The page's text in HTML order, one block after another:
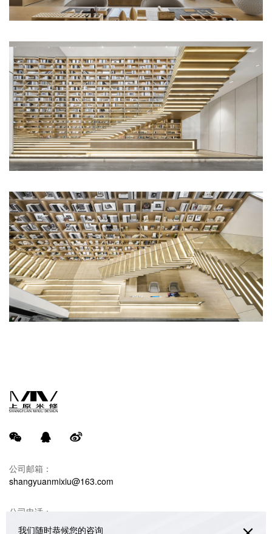
公司邮箱：
shangyuanmixiu@163.com
公司电话：
18680990732 韩光亚（米修设计）
我们随时恭候您的咨询